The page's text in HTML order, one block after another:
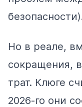
Но в реале,
сокращения,
трат. Клюге
2026-го они